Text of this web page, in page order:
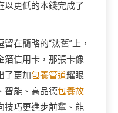
以更低的本錢完成了
在簡略的“汰舊”上，
箔信用卡，那張卡像
了更加包養管道耀眼
智能、高品德包養故
技巧更進步前輩、能